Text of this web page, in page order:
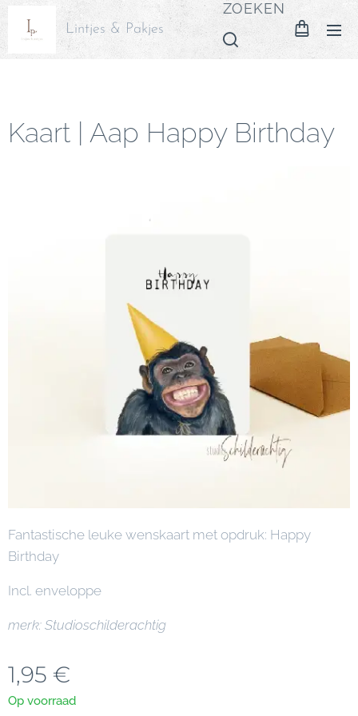
Lintjes & Pakjes
ZOEKEN
Kaart | Aap Happy Birthday
Fantastische leuke wenskaart met opdruk: Happy
Birthday
Incl. enveloppe
merk: Studioschilderachtig
1,95 €
Op voorraad